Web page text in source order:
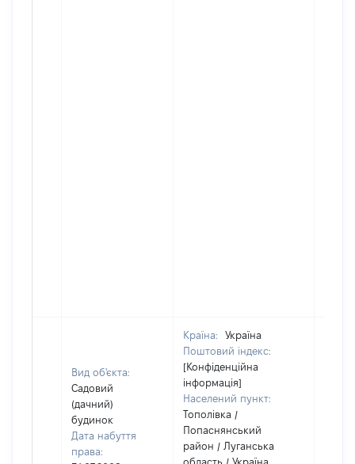
Вид об'єкта:
Садовий
(дачний)
будинок
Дата набуття
права:
Країна:
Україна
Поштовий індекс:
[Конфіденційна
інформація]
Населений пункт:
Тополівка /
Попаснянський
район / Луганська
область / Україна